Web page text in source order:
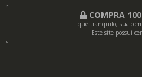
COMPRA
Fique tranquilo, sua
Este site possui